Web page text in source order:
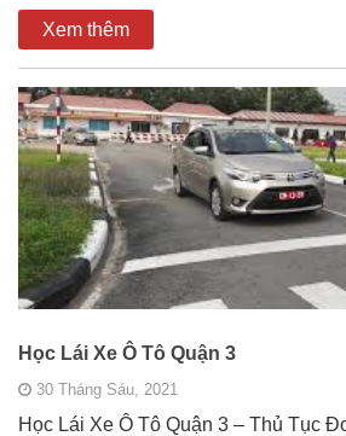
Xem thêm
Học Lái Xe Ô Tô Quận 3
30 Tháng Sáu, 2021
Học Lái Xe Ô Tô Quận 3 – Thủ Tục